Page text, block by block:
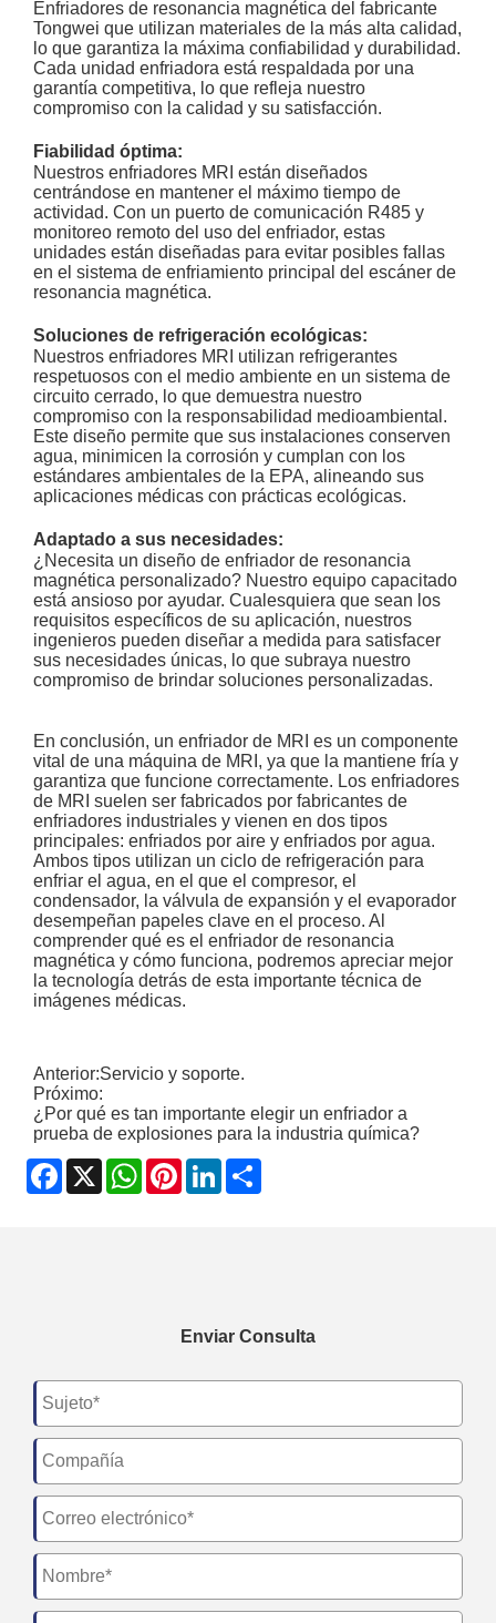
Enfriadores de resonancia magnética del fabricante
Tongwei que utilizan materiales de la más alta calidad,
lo que garantiza la máxima confiabilidad y durabilidad.
Cada unidad enfriadora está respaldada por una
garantía competitiva, lo que refleja nuestro
compromiso con la calidad y su satisfacción.
Fiabilidad óptima:
Nuestros enfriadores MRI están diseñados
centrándose en mantener el máximo tiempo de
actividad. Con un puerto de comunicación R485 y
monitoreo remoto del uso del enfriador, estas
unidades están diseñadas para evitar posibles fallas
en el sistema de enfriamiento principal del escáner de
resonancia magnética.
Soluciones de refrigeración ecológicas:
Nuestros enfriadores MRI utilizan refrigerantes
respetuosos con el medio ambiente en un sistema de
circuito cerrado, lo que demuestra nuestro
compromiso con la responsabilidad medioambiental.
Este diseño permite que sus instalaciones conserven
agua, minimicen la corrosión y cumplan con los
estándares ambientales de la EPA, alineando sus
aplicaciones médicas con prácticas ecológicas.
Adaptado a sus necesidades:
¿Necesita un diseño de enfriador de resonancia
magnética personalizado? Nuestro equipo capacitado
está ansioso por ayudar. Cualesquiera que sean los
requisitos específicos de su aplicación, nuestros
ingenieros pueden diseñar a medida para satisfacer
sus necesidades únicas, lo que subraya nuestro
compromiso de brindar soluciones personalizadas.
En conclusión, un enfriador de MRI es un componente
vital de una máquina de MRI, ya que la mantiene fría y
garantiza que funcione correctamente. Los enfriadores
de MRI suelen ser fabricados por fabricantes de
enfriadores industriales y vienen en dos tipos
principales: enfriados por aire y enfriados por agua.
Ambos tipos utilizan un ciclo de refrigeración para
enfriar el agua, en el que el compresor, el
condensador, la válvula de expansión y el evaporador
desempeñan papeles clave en el proceso. Al
comprender qué es el enfriador de resonancia
magnética y cómo funciona, podremos apreciar mejor
la tecnología detrás de esta importante técnica de
imágenes médicas.
Anterior:Servicio y soporte.
Próximo:
¿Por qué es tan importante elegir un enfriador a
prueba de explosiones para la industria química?
Facebook
X WhatsApp
PinterestLinkedIn
Enviar Consulta